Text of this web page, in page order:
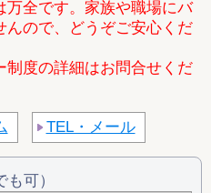
万全です。家族や職場にバ
んので、どうぞご安心くだ
制度の詳細はお問合せくだ
TEL・メール
も可）